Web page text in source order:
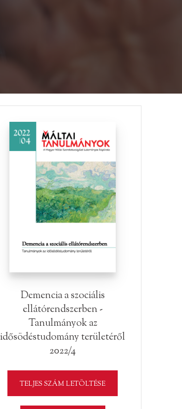
Demencia a szociális
ellátórendszerben -
Tanulmányok az
idősödéstudomány területéről
2022/4
TELJES SZÁM LETÖLTÉSE